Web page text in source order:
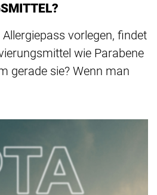
vorlegen, findet
wie Parabene
gerade sie? Wenn man